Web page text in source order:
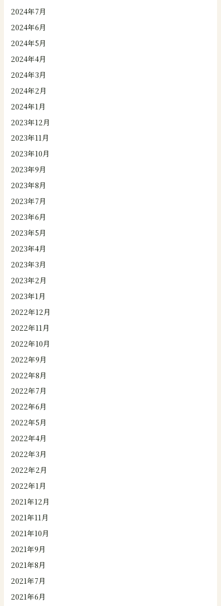
2024年7月
2024年6月
2024年5月
2024年4月
2024年3月
2024年2月
2024年1月
2023年12月
2023年11月
2023年10月
2023年9月
2023年8月
2023年7月
2023年6月
2023年5月
2023年4月
2023年3月
2023年2月
2023年1月
2022年12月
2022年11月
2022年10月
2022年9月
2022年8月
2022年7月
2022年6月
2022年5月
2022年4月
2022年3月
2022年2月
2022年1月
2021年12月
2021年11月
2021年10月
2021年9月
2021年8月
2021年7月
2021年6月